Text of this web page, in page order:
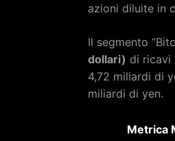
azioni diluite in
Il segmento
dollari) di ricavi
4,72 miliardi di
miliardi di yen.
Metrica